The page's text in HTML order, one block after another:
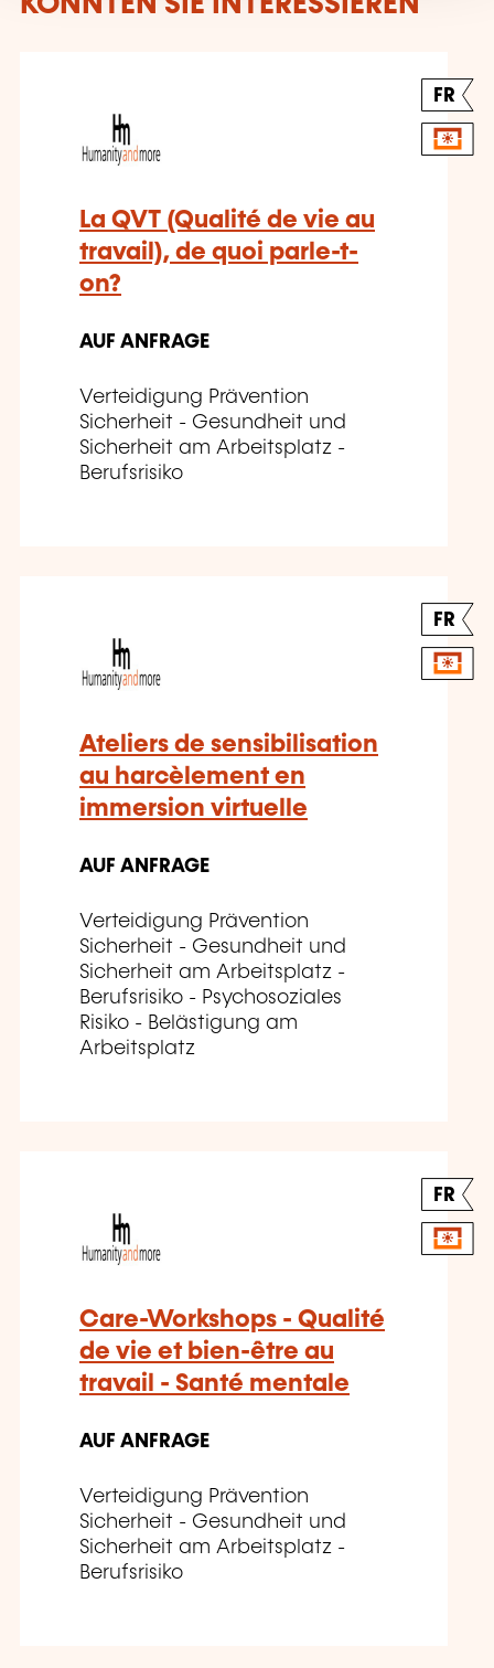
FR
La QVT (Qualité de vie au
travail), de quoi parle-t-
on?
AUF ANFRAGE
Verteidigung Prävention
Sicherheit - Gesundheit und
Sicherheit am Arbeitsplatz -
Berufsrisiko
FR
Ateliers de sensibilisation
au harcèlement en
immersion virtuelle
AUF ANFRAGE
Verteidigung Prävention
Sicherheit - Gesundheit und
Sicherheit am Arbeitsplatz -
Berufsrisiko - Psychosoziales
Risiko - Belästigung am
Arbeitsplatz
FR
Care-Workshops - Qualité
de vie et bien-être au
travail - Santé mentale
AUF ANFRAGE
Verteidigung Prävention
Sicherheit - Gesundheit und
Sicherheit am Arbeitsplatz -
Berufsrisiko